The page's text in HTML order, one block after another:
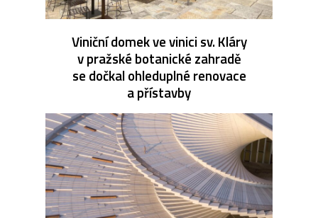
Viniční domek ve vinici sv. Kláry
v pražské botanické zahradě
se dočkal ohleduplné renovace
a přístavby